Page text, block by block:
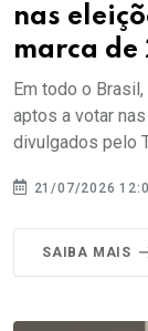
nas
marca de
Em todo o
aptos a votar
divulgados pelo
21/07/2026
SAIBA MAIS